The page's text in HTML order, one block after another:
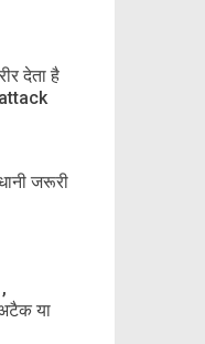
देता है
जरूरी
या